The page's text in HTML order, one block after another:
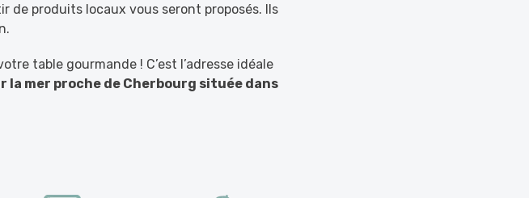
de produits locaux vous seront proposés. Ils
table gourmande ! C’est l’adresse idéale
la mer proche de Cherbourg située dans